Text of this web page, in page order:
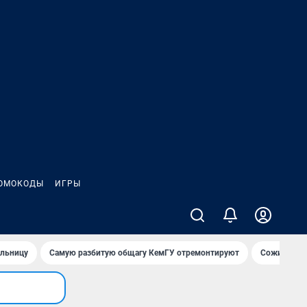
ИГРЫ
Самую разбитую общагу КемГУ отремонтируют